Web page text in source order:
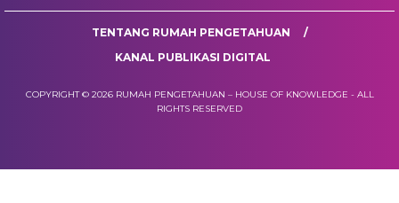
TENTANG RUMAH PENGETAHUAN
KANAL PUBLIKASI DIGITAL
COPYRIGHT © 2026 RUMAH PENGETAHUAN – HOUSE OF KNOWLEDGE - ALL
RIGHTS RESERVED